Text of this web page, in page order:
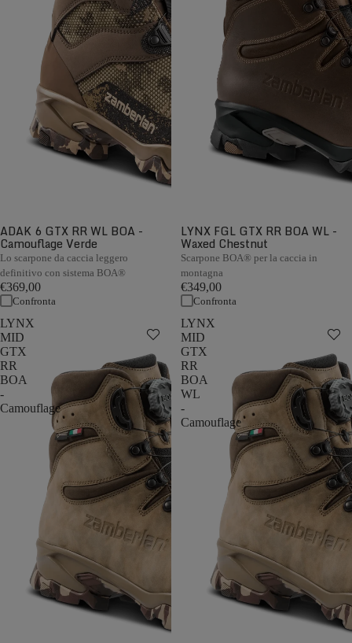
ADAK 6 GTX RR WL BOA -
Camouflage Verde
Lo scarpone da caccia leggero
definitivo con sistema BOA®
€369,00
Confronta
LYNX FGL GTX RR BOA WL -
Waxed Chestnut
Scarpone BOA® per la caccia in
montagna
€349,00
Confronta
LYNX
MID
GTX
RR
BOA
-
Camouflage
LYNX
MID
GTX
RR
BOA
WL
-
Camouflage